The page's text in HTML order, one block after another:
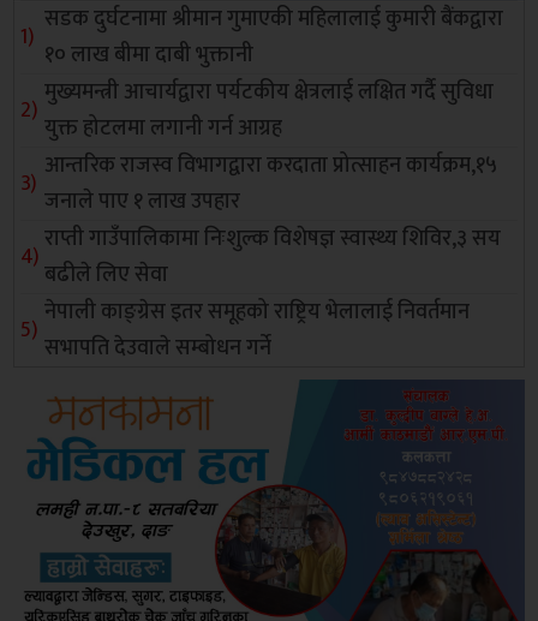
सडक दुर्घटनामा श्रीमान गुमाएकी महिलालाई कुमारी बैंकद्वारा
१० लाख बीमा दाबी भुक्तानी
मुख्यमन्त्री आचार्यद्वारा पर्यटकीय क्षेत्रलाई लक्षित गर्दै सुविधा
युक्त होटलमा लगानी गर्न आग्रह
आन्तरिक राजस्व विभागद्वारा करदाता प्रोत्साहन कार्यक्रम,१५
जनाले पाए १ लाख उपहार
राप्ती गाउँपालिकामा निःशुल्क विशेषज्ञ स्वास्थ्य शिविर,३ सय
बढीले लिए सेवा
नेपाली काङ्ग्रेस इतर समूहको राष्ट्रिय भेलालाई निवर्तमान
सभापति देउवाले सम्बोधन गर्ने